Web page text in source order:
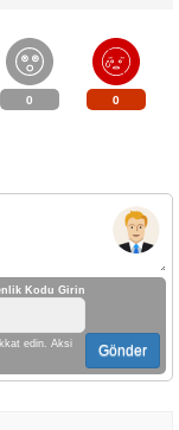
0 0
Kodu Girin
edin. Aksi
Gönder